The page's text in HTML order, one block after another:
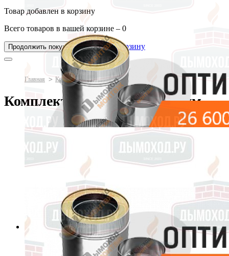
Товар добавлен в корзину
Всего товаров в вашей корзине – 0
Продолжить покупки Перейти в корзину
Главная Комплект Дымохода Оптимум
Комплект Дымохода Оптимум